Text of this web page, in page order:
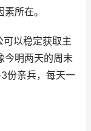
所在。
以稳定获取主
今明两天的周末
份亲兵，每天一